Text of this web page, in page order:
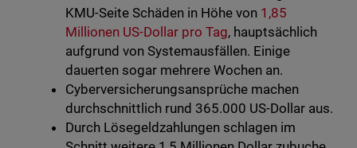
KMU-Seite Schäden in Höhe von 1,85
Millionen US-Dollar pro Tag, hauptsächlich
aufgrund von Systemausfällen. Einige
dauerten sogar mehrere Wochen an.
Cyberversicherungsansprüche machen
durchschnittlich rund 365.000 US-Dollar aus.
Durch Lösegeldzahlungen schlagen im